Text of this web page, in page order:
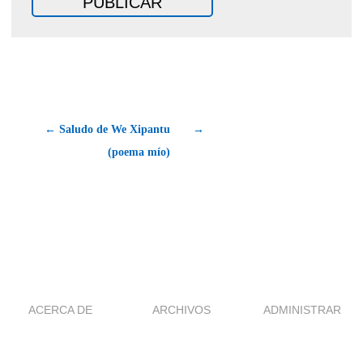
← Saludo de We Xipantu
(poema mío)
→
ACERCA DE ARCHIVOS ADMINISTRAR